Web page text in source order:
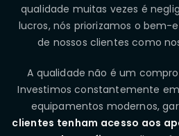
qualidade muitas vezes é
lucros, nós priorizamos o bem-
de nossos clientes como
A qualidade não é um
Investimos constantemente
equipamentos modernos,
clientes tenham acesso aos